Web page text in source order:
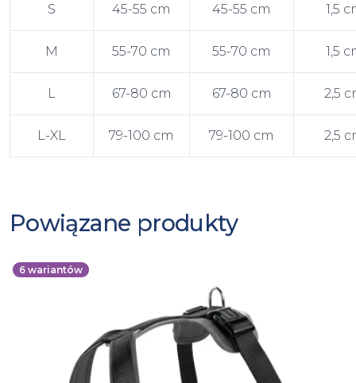
S 45-55 cm 45-55 cm 1,5
M 55-70 cm 55-70 cm 1,5
L 67-80 cm 67-80 cm 2,5
L-XL 79-100 cm 79-100 cm 2,5
Powiązane produkty
6 wariantów